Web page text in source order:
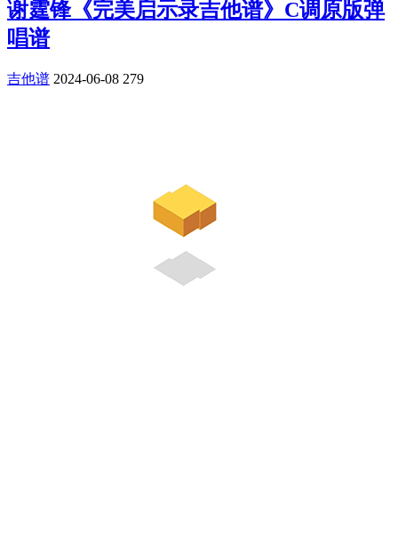
谢霆锋《完美启示录吉他谱》C调原版弹
唱谱
吉他谱 2024-06-08 279